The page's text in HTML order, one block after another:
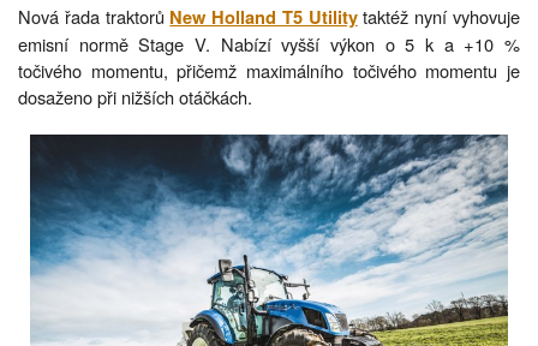
Nová řada traktorů New Holland T5 Utilitytaktéž nyní vyhovuje
emisní normě Stage V. Nabízí vyšší výkon o 5 k a +10 %
točivého momentu, přičemž maximálního točivého momentu je
dosaženo při nižších otáčkách.